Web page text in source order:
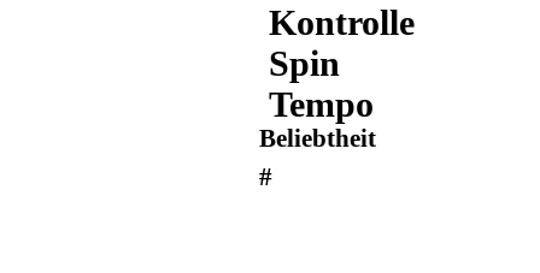
Kontrolle
Spin
Tempo
Beliebtheit
#